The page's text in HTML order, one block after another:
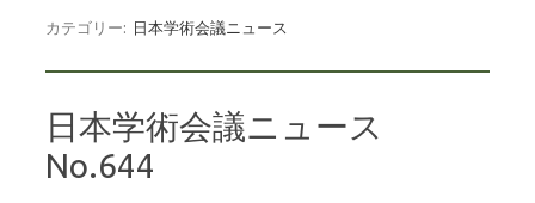
カテゴリー: 日本学術会議ニュース
日本学術会議ニュース
No.644